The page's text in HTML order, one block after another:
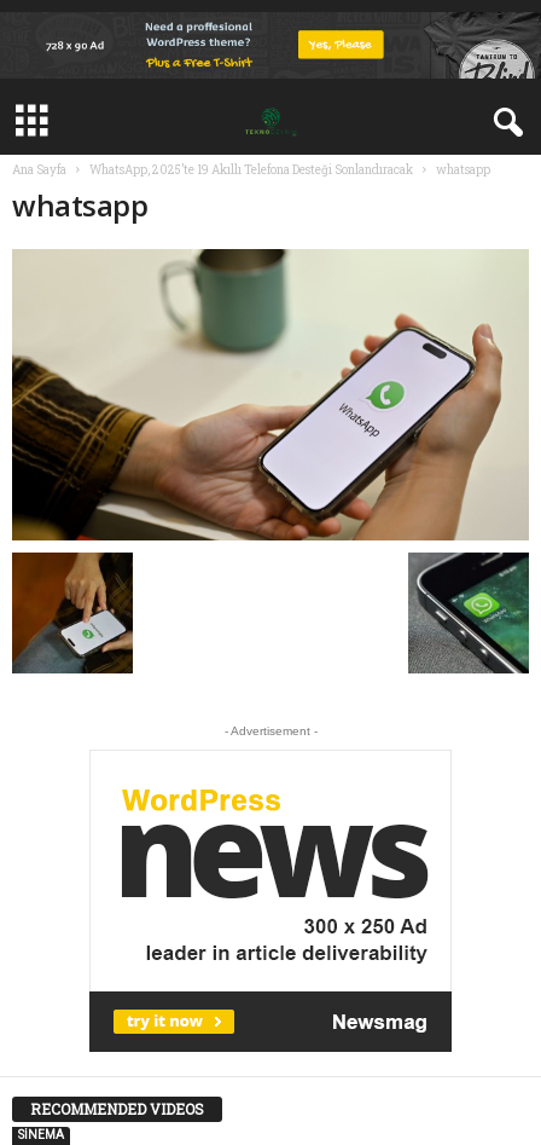
Ana Sayfa WhatsApp, 2025’te 19 Akıllı Telefona Desteği Sonlandıracak whatsapp
whatsapp
- Advertisement -
RECOMMENDED VIDEOS
SİNEMA